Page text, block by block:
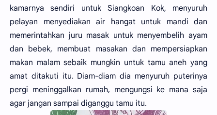
kamarnya sendiri untuk Siangkoan Kok, menyuruh
pelayan menyediakan air hangat untuk mandi dan
memerintahkan juru masak untuk menyembelih ayam
dan bebek, membuat masakan dan mempersiapkan
makan malam sebaik mungkin untuk tamu aneh yang
amat ditakuti itu. Diam-diam dia menyuruh puterinya
pergi meninggalkan rumah, mengungsi ke mana saja
agar jangan sampai diganggu tamu itu.